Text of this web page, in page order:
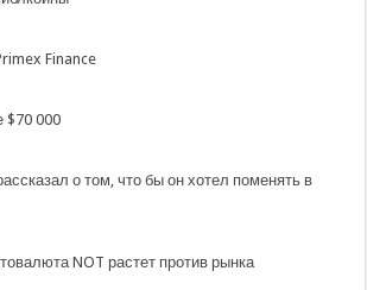
Finance
$70 000
о том, что бы он хотел поменять в
NOT растет против рынка